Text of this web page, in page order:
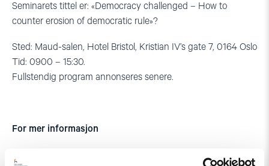
Seminarets tittel er: «Democracy challenged – How to
counter erosion of democratic rule»?
Sted: Maud-salen, Hotel Bristol, Kristian IV’s gate 7, 0164 Oslo
Tid: 0900 – 15:30.
Fullstendig program annonseres senere.
For mer informasjon